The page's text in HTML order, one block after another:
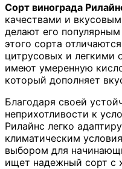
Сорт винограда
качествами и
делают его
этого сорта
цитрусовых и легкими
имеют умеренную
который дополняет
Благодаря своей
неприхотливости к
Рилайнс легко
климатическим
выбором для
ищет надежный сорт с